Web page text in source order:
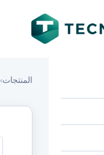
المنتجات›